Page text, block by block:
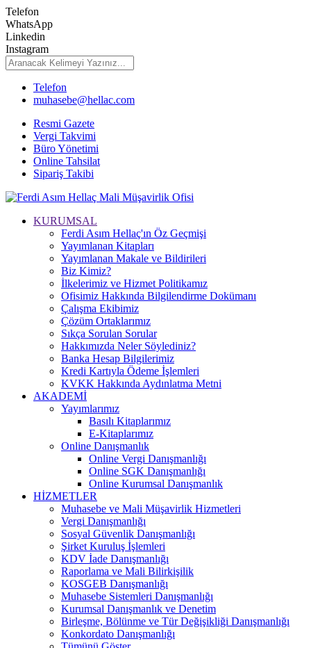
Telefon
WhatsApp
Linkedin
Instagram
Telefon
muhasebe@hellac.com
Resmi Gazete
Vergi Takvimi
Büro Yönetimi
Online Tahsilat
Sipariş Takibi
KURUMSAL
Ferdi Asım Hellaç'ın Öz Geçmişi
Yayımlanan Kitapları
Yayımlanan Makale ve Bildirileri
Biz Kimiz?
İlkelerimiz ve Hizmet Politikamız
Ofisimiz Hakkında Bilgilendirme Dokümanı
Çalışma Ekibimiz
Çözüm Ortaklarımız
Sıkça Sorulan Sorular
Hakkımızda Neler Söylediniz?
Banka Hesap Bilgilerimiz
Kredi Kartıyla Ödeme İşlemleri
KVKK Hakkında Aydınlatma Metni
AKADEMİ
Yayımlarımız
Basılı Kitaplarımız
E-Kitaplarımız
Online Danışmanlık
Online Vergi Danışmanlığı
Online SGK Danışmanlığı
Online Kurumsal Danışmanlık
HİZMETLER
Muhasebe ve Mali Müşavirlik Hizmetleri
Vergi Danışmanlığı
Sosyal Güvenlik Danışmanlığı
Şirket Kuruluş İşlemleri
KDV İade Danışmanlığı
Raporlama ve Mali Bilirkişilik
KOSGEB Danışmanlığı
Muhasebe Sistemleri Danışmanlığı
Kurumsal Danışmanlık ve Denetim
Birleşme, Bölünme ve Tür Değişikliği Danışmanlığı
Konkordato Danışmanlığı